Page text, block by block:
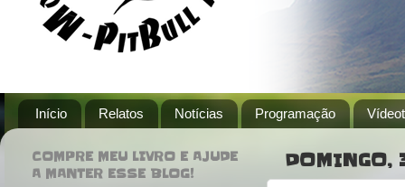
Início Relatos Notícias Programação
DOMINGO,
COMPRE MEU LIVRO E AJUDE
A MANTER ESSE BLOG!